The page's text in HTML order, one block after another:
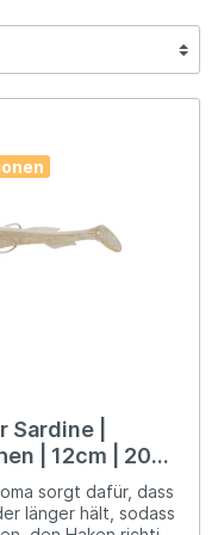
& Aufbewahrung
Ruten
Sardine |
| 12cm | 20g |
sorgt dafür, dass
länger hält, sodass